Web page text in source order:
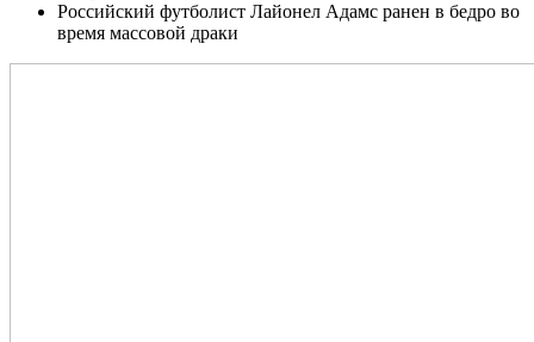
Российский футболист Лайонел Адамс ранен в бедро во
время массовой драки